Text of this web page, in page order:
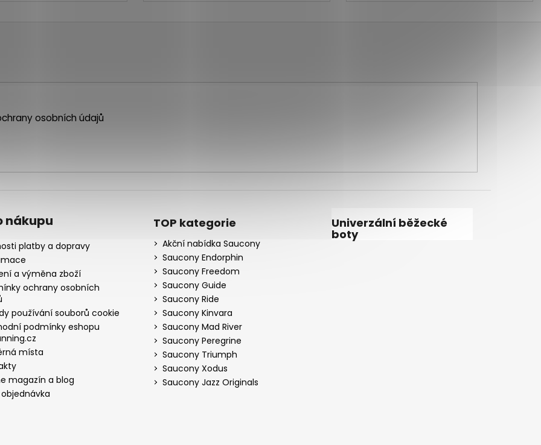
osobních údajů
nákupu
platby a dopravy
a výměna zboží
ochrany osobních
používání souborů cookie
podmínky eshopu
místa
magazín a blog
TOP kategorie
Akční nabídka Saucony
Saucony Endorphin
Saucony Freedom
Saucony Guide
Saucony Ride
Saucony Kinvara
Saucony Mad River
Saucony Peregrine
Saucony Triumph
Saucony Xodus
Saucony Jazz Originals
Univerzální běžecké
boty